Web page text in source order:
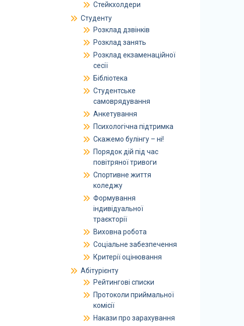
Стейкхолдери
Студенту
Розклад дзвінків
Розклад занять
Розклад екзаменаційної
сесії
Бібліотека
Студентське
самоврядування
Анкетування
Психологічна підтримка
Скажемо булінгу – ні!
Порядок дій під час
повітряної тривоги
Спортивне життя
коледжу
Формування
індивідуальної
траєкторії
Виховна робота
Соціальне забезпечення
Критерії оцінювання
Абітурієнту
Рейтингові списки
Протоколи приймальної
комісії
Накази про зарахування